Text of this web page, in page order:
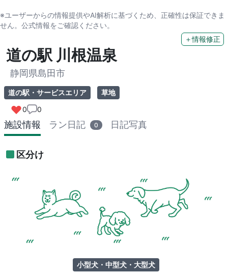
※ユーザーからの情報提供やAI解析に基づくため、正確性は保証できま
せん。公式情報をご確認ください。
＋情報修正
道の駅 川根温泉
静岡県島田市
道の駅・サービスエリア
草地
0
0
施設情報 ラン日記 0 日記写真
区分け
小型犬・中型犬・大型犬